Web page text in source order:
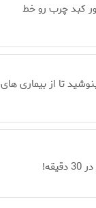
کبد چرب رو خط
تا از بیماری های